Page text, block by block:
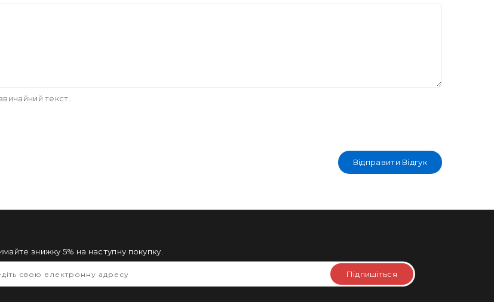
текст.
Відправити Відгук
знижку 5% на наступну покупку.
Підпишіться